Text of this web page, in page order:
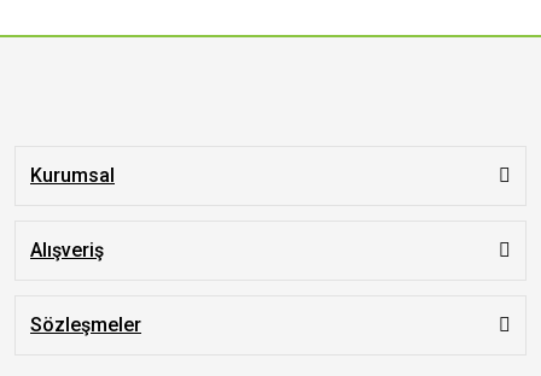
Kurumsal
Alışveriş
Sözleşmeler